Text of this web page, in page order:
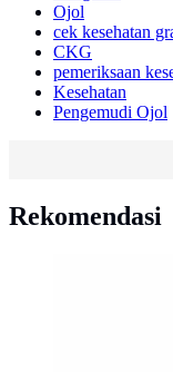
Ojol
cek kesehatan
CKG
pemeriksaan
Kesehatan
Pengemudi Ojol
Rekomendasi